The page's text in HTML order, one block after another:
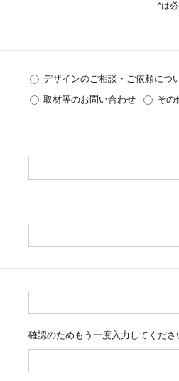
*は必
デザインのご相談・ご依頼につ
取材等のお問い合わせ
その
確認のためもう一度入力してくださ